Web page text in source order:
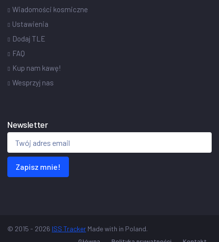
Wiadomości kosmiczne
Ustawienia
Dodaj TLE
FAQ
Kup nam kawę!
Wesprzyj nas
Newsletter
Zapisz mnie!
© 2015 - 2026 ISS Tracker Made with in Poland.